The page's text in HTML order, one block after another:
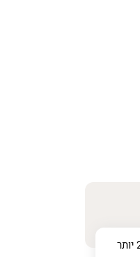
צבעים בהירים כמו לבן וקרם עולה 25% יותר